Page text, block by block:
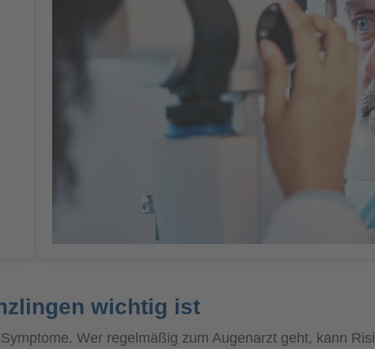
wichtig ist
Wer regelmäßig zum Augenarzt geht, kann